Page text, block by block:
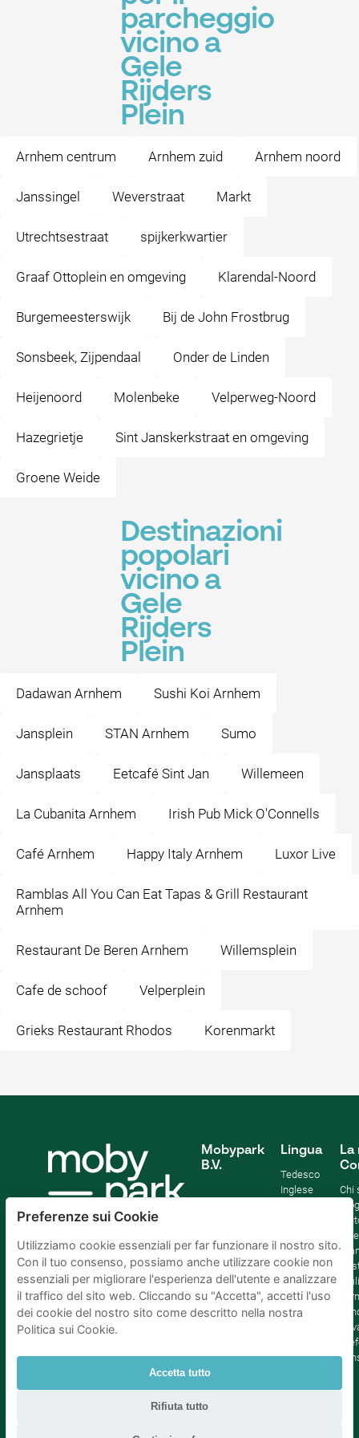
parcheggio
vicino a
Gele
Rijders
Plein
Arnhem centrum Arnhem zuid Arnhem noord
Janssingel Weverstraat Markt
Utrechtsestraat spijkerkwartier
Graaf Ottoplein en omgeving Klarendal-Noord
Burgemeesterswijk Bij de John Frostbrug
Sonsbeek, Zijpendaal Onder de Linden
Heijenoord Molenbeke Velperweg-Noord
Hazegrietje Sint Janskerkstraat en omgeving
Groene Weide
Destinazioni
popolari
vicino a
Gele
Rijders
Plein
Dadawan Arnhem Sushi Koi Arnhem
Jansplein STAN Arnhem Sumo
Jansplaats Eetcafé Sint Jan Willemeen
La Cubanita Arnhem Irish Pub Mick O'Connells
Café Arnhem Happy Italy Arnhem Luxor Live
Ramblas All You Can Eat Tapas & Grill Restaurant
Arnhem
Restaurant De Beren Arnhem Willemsplein
Cafe de schoof Velperplein
Grieks Restaurant Rhodos Korenmarkt
Mobypark
B.V.
Lingua
Tedesco
Inglese
Olandese
La
Chi
Blog
Parcheggio Amsterdam|Parcheggio Rotterdam
Parcheggio Utrecht
Preferenze sui Cookie
Utilizziamo cookie essenziali per far funzionare il nostro sito.
Con il tuo consenso, possiamo anche utilizzare cookie non
essenziali per migliorare l'esperienza dell'utente e analizzare
il traffico del sito web. Cliccando su "Accetta", accetti l'uso
dei cookie del nostro sito come descritto nella nostra
Politica sui Cookie.
Accetta tutto
Rifiuta tutto